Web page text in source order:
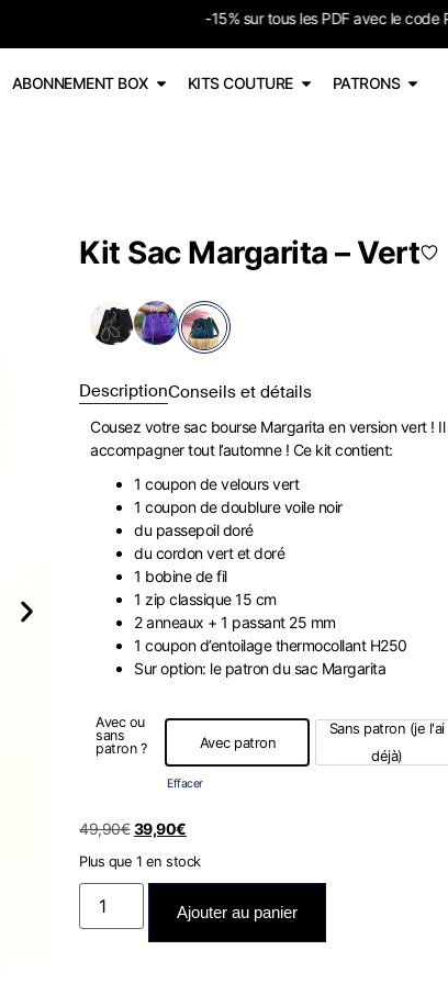
-15% sur tous les PDF avec le code PDF598
ABONNEMENT BOX KITS COUTURE PATRONS
Kit Sac Margarita – Vert
Avec ou
sans
patron ?
Avec patron
Avec patron
Sans patron (je l'ai
déjà)Sans
Effacer
49,90€ 39,90€
Plus que 1 en stock
Ajouter au panier
DescriptionConseils et détails
Cousez votre sac bourse Margarita en version vert !
accompagner tout l’automne ! Ce kit contient:
1 coupon de velours vert
1 coupon de doublure voile noir
du passepoil doré
du cordon vert et doré
1 bobine de fil
1 zip classique 15 cm
2 anneaux + 1 passant 25 mm
1 coupon d’entoilage thermocollant H250
Sur option: le patron du sac Margarita